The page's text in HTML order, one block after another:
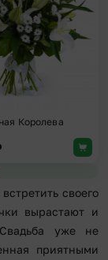
Королева
своего
вырастают и
уже не
приятными